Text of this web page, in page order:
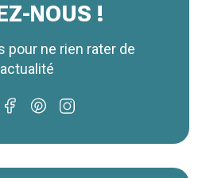
NOUS !
pour ne rien rater de